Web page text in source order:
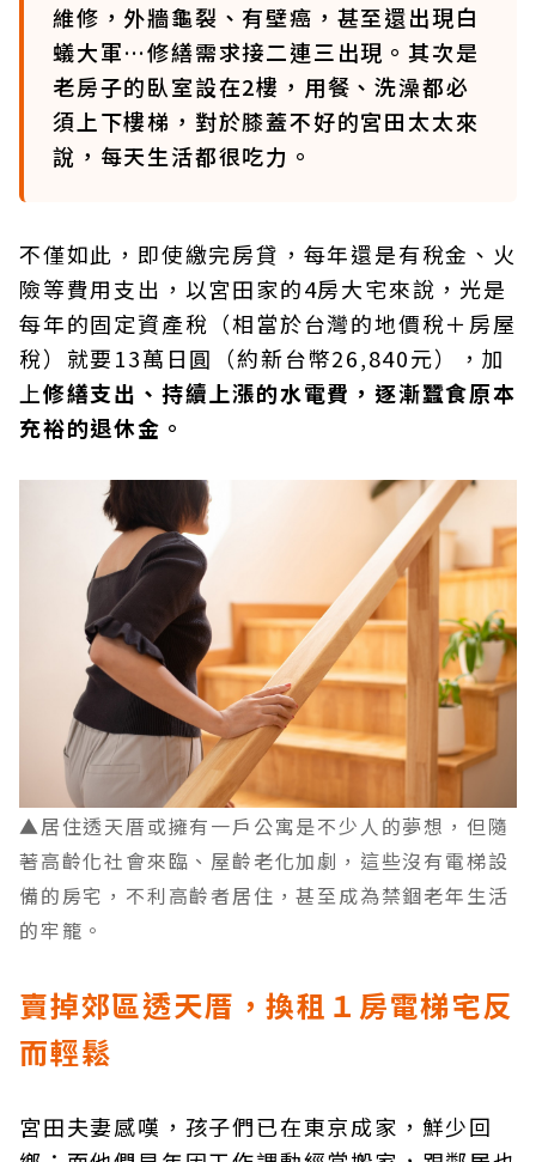
維修，外牆龜裂、有壁癌，甚至還出現白
蟻大軍…修繕需求接二連三出現。其次是
老房子的臥室設在2樓，用餐、洗澡都必
須上下樓梯，對於膝蓋不好的宮田太太來
說，每天生活都很吃力。
不僅如此，即使繳完房貸，每年還是有稅金、火
險等費用支出，以宮田家的4房大宅來說，光是
每年的固定資產稅（相當於台灣的地價稅＋房屋
稅）就要13萬日圓（約新台幣26,840元），加
上修繕支出、持續上漲的水電費，逐漸蠶食原本
充裕的退休金。
▲居住透天厝或擁有一戶公寓是不少人的夢想，但隨
著高齡化社會來臨、屋齡老化加劇，這些沒有電梯設
備的房宅，不利高齡者居住，甚至成為禁錮老年生活
的牢籠。
賣掉郊區透天厝，換租１房電梯宅反
而輕鬆
宮田夫妻感嘆，孩子們已在東京成家，鮮少回